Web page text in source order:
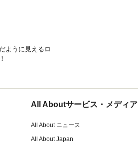
ように見えるロ
All Aboutサービス・メディア
All About ニュース
All About Japan